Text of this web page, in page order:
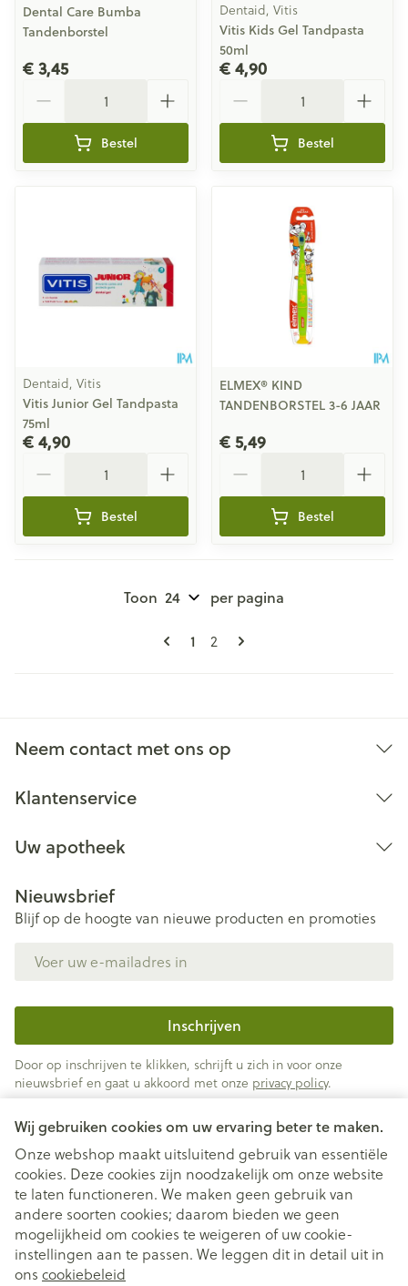
Wij gebruiken cookies om uw ervaring beter te maken.
Onze webshop maakt uitsluitend gebruik van essentiële
cookies. Deze cookies zijn noodzakelijk om onze website
te laten functioneren. We maken geen gebruik van
andere soorten cookies; daarom bieden we geen
mogelijkheid om cookies te weigeren of uw cookie-
instellingen aan te passen. We leggen dit in detail uit in
ons cookiebeleid
Dental Care Bumba
Tandenborstel
€ 3,45
Bestel
Dentaid, Vitis
Vitis Kids Gel Tandpasta
50ml
€ 4,90
Bestel
Dentaid, Vitis
Vitis Junior Gel Tandpasta
75ml
€ 4,90
Bestel
ELMEX® KIND
TANDENBORSTEL 3-6 JAAR
€ 5,49
Bestel
Pagina's
U lees momenteel pagina
1 Pagina
2
Toon per pagina
Neem contact met ons op
Klantenservice
Uw apotheek
Nieuwsbrief
Blijf op de hoogte van nieuwe producten en promoties
Inschrijven
Door op inschrijven te klikken, schrijft u zich in voor onze
nieuwsbrief en gaat u akkoord met onze privacy policy.
Juridische links